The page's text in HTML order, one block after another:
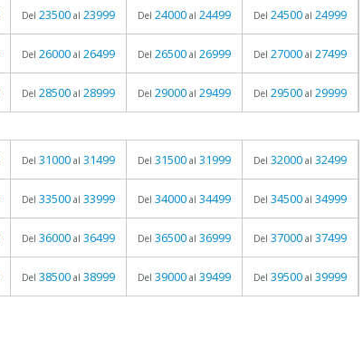
Del 23500 al 23999 Del 24000 al 24499 Del 24500 al 24999
Del 26000 al 26499 Del 26500 al 26999 Del 27000 al 27499
Del 28500 al 28999 Del 29000 al 29499 Del 29500 al 29999
Del 31000 al 31499 Del 31500 al 31999 Del 32000 al 32499
Del 33500 al 33999 Del 34000 al 34499 Del 34500 al 34999
Del 36000 al 36499 Del 36500 al 36999 Del 37000 al 37499
Del 38500 al 38999 Del 39000 al 39499 Del 39500 al 39999